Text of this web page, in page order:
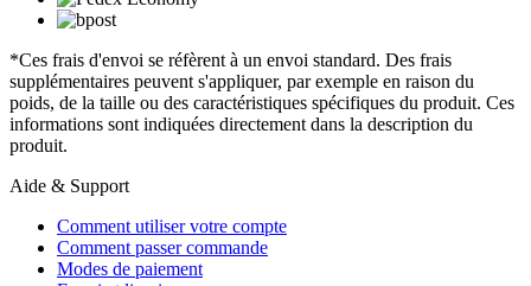
*Ces frais d'envoi se réfèrent à un envoi standard. Des frais
supplémentaires peuvent s'appliquer, par exemple en raison du
poids, de la taille ou des caractéristiques spécifiques du produit. Ces
informations sont indiquées directement dans la description du
produit.
Aide & Support
Comment utiliser votre compte
Comment passer commande
Modes de paiement